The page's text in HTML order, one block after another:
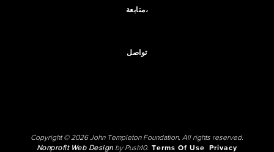
متابعة،
تواصل
Copyright © 2026 John Templeton Foundation. All rights reserved.
Nonprofit Web Designby Push10. Terms Of Use
Privacy